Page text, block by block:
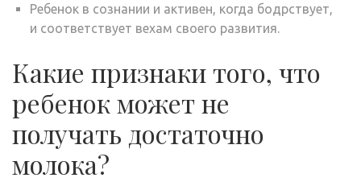
Ребенок в сознании и активен, когда бодрствует,
и соответствует вехам своего развития.
Какие признаки того, что
ребенок может не
получать достаточно
молока?